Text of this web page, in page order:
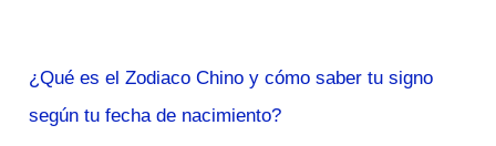
¿Qué es el Zodiaco Chino y cómo saber tu signo
según tu fecha de nacimiento?